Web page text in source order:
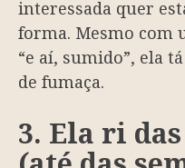
interessada quer
forma. Mesmo com
“e aí, sumido”, ela
de fumaça.
3. Ela ri